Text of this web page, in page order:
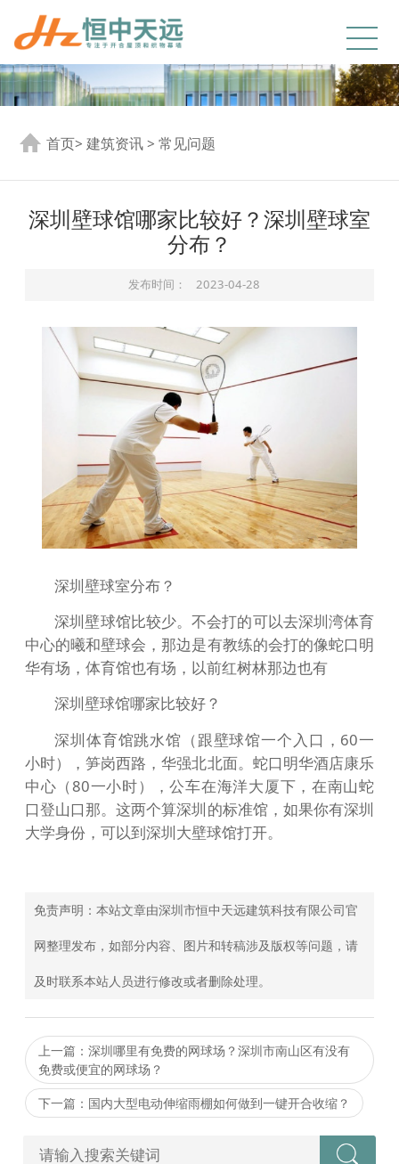
首页>建筑资讯>常见问题
深圳壁球馆哪家比较好？深圳壁球室
分布？
发布时间： 2023-04-28
深圳壁球室分布？
深圳壁球馆比较少。不会打的可以去深圳湾体育
中心的曦和壁球会，那边是有教练的会打的像蛇口明
华有场，体育馆也有场，以前红树林那边也有
深圳壁球馆哪家比较好？
深圳体育馆跳水馆（跟壁球馆一个入口，60一
小时），笋岗西路，华强北北面。蛇口明华酒店康乐
中心（80一小时），公车在海洋大厦下，在南山蛇
口登山口那。这两个算深圳的标准馆，如果你有深圳
大学身份，可以到深圳大壁球馆打开。
免责声明：本站文章由深圳市恒中天远建筑科技有限公司官
网整理发布，如部分内容、图片和转稿涉及版权等问题，请
及时联系本站人员进行修改或者删除处理。
上一篇：深圳哪里有免费的网球场？深圳市南山区有没有
免费或便宜的网球场？
下一篇：国内大型电动伸缩雨棚如何做到一键开合收缩？